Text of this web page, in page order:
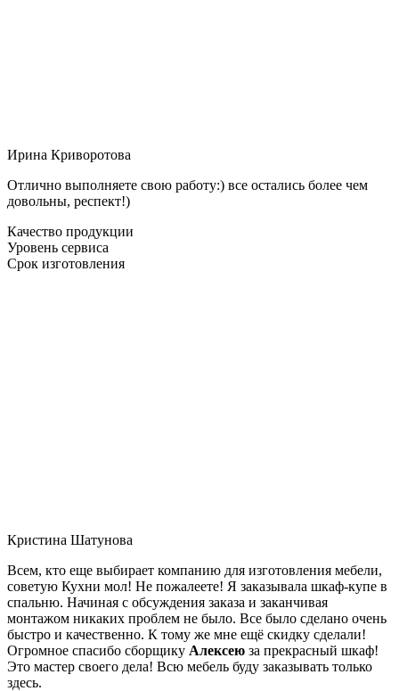
Ирина Криворотова
Отлично выполняете свою работу:) все остались более чем
довольны, респект!)
Качество продукции
Уровень сервиса
Срок изготовления
Кристина Шатунова
Всем, кто еще выбирает компанию для изготовления мебели,
советую Кухни мол! Не пожалеете! Я заказывала шкаф-купе в
спальню. Начиная с обсуждения заказа и заканчивая
монтажом никаких проблем не было. Все было сделано очень
быстро и качественно. К тому же мне ещё скидку сделали!
Огромное спасибо сборщику Алексею за прекрасный шкаф!
Это мастер своего дела! Всю мебель буду заказывать только
здесь.